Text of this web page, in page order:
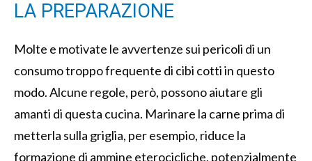
LA PREPARAZIONE
Molte e motivate le avvertenze sui pericoli di un
consumo troppo frequente di cibi cotti in questo
modo. Alcune regole, però, possono aiutare gli
amanti di questa cucina. Marinare la carne prima di
metterla sulla griglia, per esempio, riduce la
formazione di ammine eterocicliche, potenzialmente